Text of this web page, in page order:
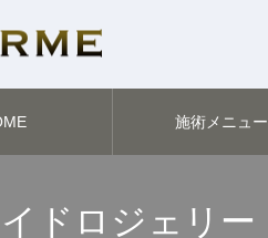
施術メニュー
ドロジェリー